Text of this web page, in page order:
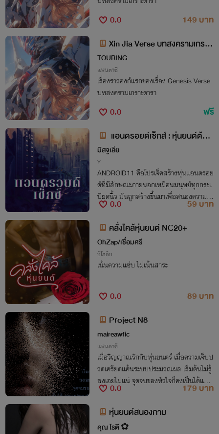
0.0
149 บาท
Xin Jia Verse บทสงครามเกราะ
ดารา องก์ที่หนึ่ง
TOURING
แฟนตาซี
เรื่องราวองก์แรกของเรื่อง Genesis Verse
บทสงครามเกราะดารา
0.0
ฟรี
​ แอนดรอยด์เซ็กส์ : หุ่นยนต์ต้นแ
บบ [PWP,BL] มีอีบุ๊ค
มิสจูเลีย
Y
ANDROID11 คือโปรเจ็คสร้างหุ่นแอนดรอย
ด์ที่มีลักษณะภายนอกเหมือนมนุษย์ทุกกระเ
บียดนิ้ว มันถูกสร้างขึ้นมาเพื่อสนองความต้
องการอันล้นเหลือของมนุษย์ มันคิดเองได้ เ
รียนรู้ได้ อยากได้แบบไหน มันก็ให้ได้
0.0
59 บาท
คลั่งไคล้หุ่นยนต์ NC20+
OhZap/เชื่อมศรี
อีโรติก
เน้นความแซ่บ ไม่เน้นสาระ
0.0
89 บาท
Project N8
maireawfic
แฟนตาซี
เมื่อวิญญาณรักกับหุ่นยนตร์ เมื่อความเจ็บป
วดเครียดแค้นระบบประมวณผล เริ่มต้นไม่รู้
ลงเอยไม่แน่ จุดจบของหัวใจก็คงเป็นได้แค่ท
างผ่านของนวัตกรรม
0.0
179 บาท
หุ่นยนต์สนองกาม
คุณ โรตี ✿